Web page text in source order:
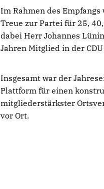
Im Rahmen des
Treue zur Partei für 25,
dabei Herr Johannes
Jahren Mitglied in der
Insgesamt war der
Plattform für einen
mitgliederstärkster
vor Ort.